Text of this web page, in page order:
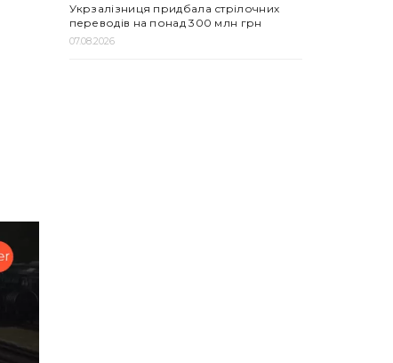
Укрзалізниця придбала стрілочних
переводів на понад 300 млн грн
07.08.2026